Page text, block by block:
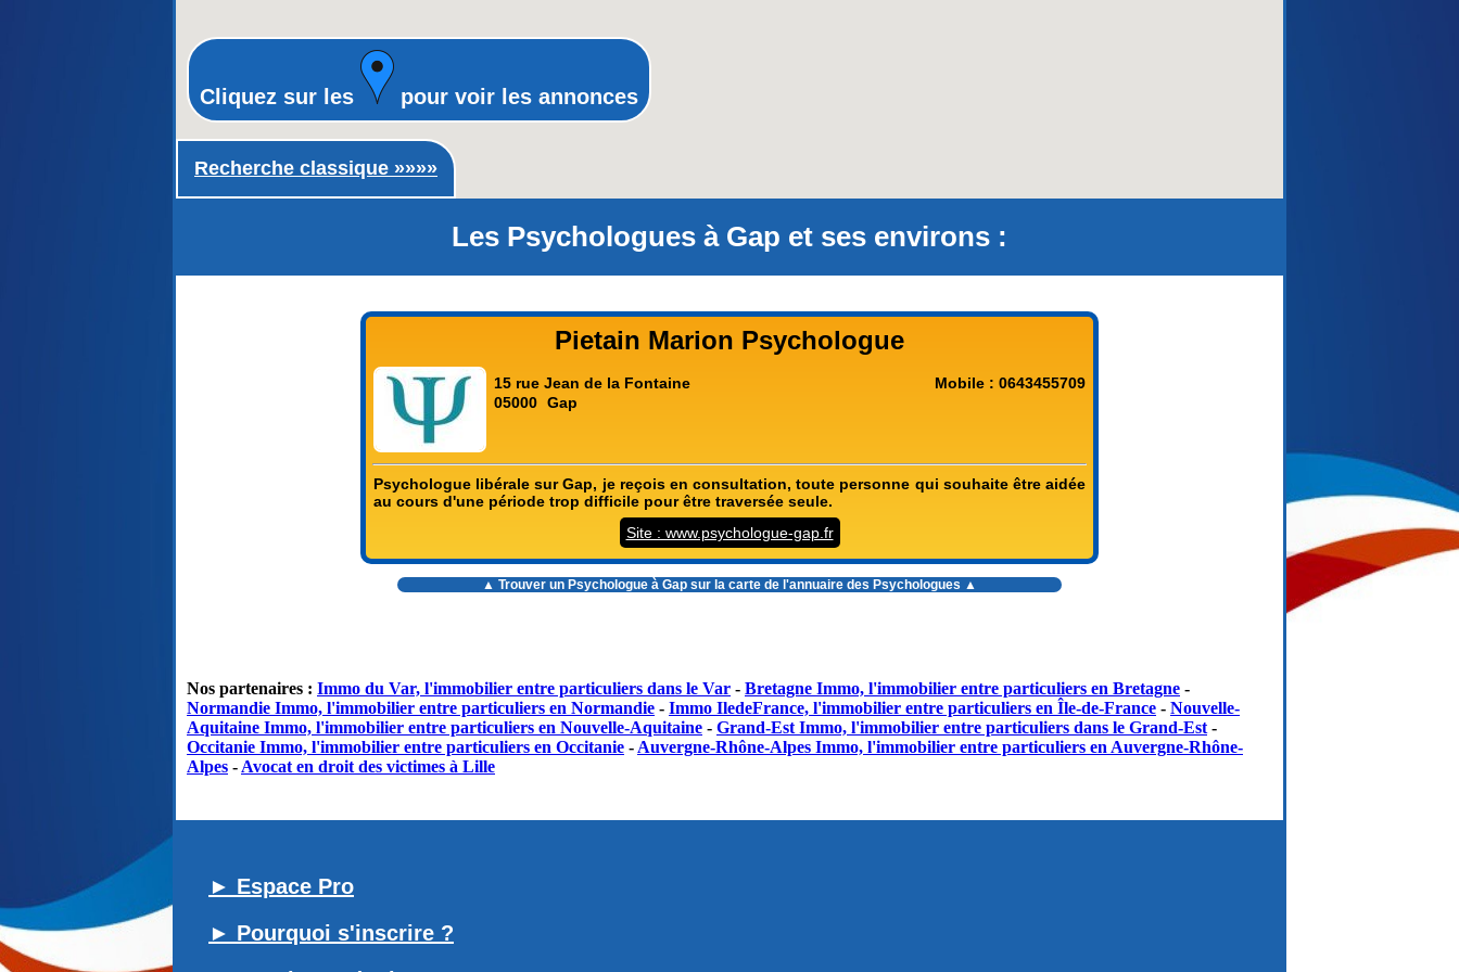
Recherche classique ►
Recherche classique »»»»
Cliquez sur les pour voir les annonces
Les Psychologues à Gap et ses environs :
Pietain Marion Psychologue
15 rue Jean de la Fontaine
05000 Gap
Mobile : 0643455709
Psychologue libérale sur Gap, je reçois en consultation, toute personne qui souhaite être aidée
au cours d'une période trop difficile pour être traversée seule.
Site : www.psychologue-gap.fr
▲ Trouver un Psychologue à Gap sur la carte de l'annuaire des Psychologues ▲
Nos partenaires : Immo du Var, l'immobilier entre particuliers dans le Var - Bretagne Immo, l'immobilier entre particuliers en Bretagne -
Normandie Immo, l'immobilier entre particuliers en Normandie - Immo IledeFrance, l'immobilier entre particuliers en Île-de-France - Nouvelle-
Aquitaine Immo, l'immobilier entre particuliers en Nouvelle-Aquitaine - Grand-Est Immo, l'immobilier entre particuliers dans le Grand-Est -
Occitanie Immo, l'immobilier entre particuliers en Occitanie - Auvergne-Rhône-Alpes Immo, l'immobilier entre particuliers en Auvergne-Rhône-
Alpes - Avocat en droit des victimes à Lille
► Espace Pro
► Pourquoi s'inscrire ?